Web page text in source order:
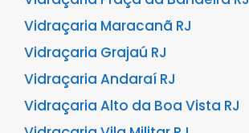
Vidraçaria Maracanã RJ
Vidraçaria Grajaú RJ
Vidraçaria Andaraí RJ
Vidraçaria Alto da Boa Vista RJ